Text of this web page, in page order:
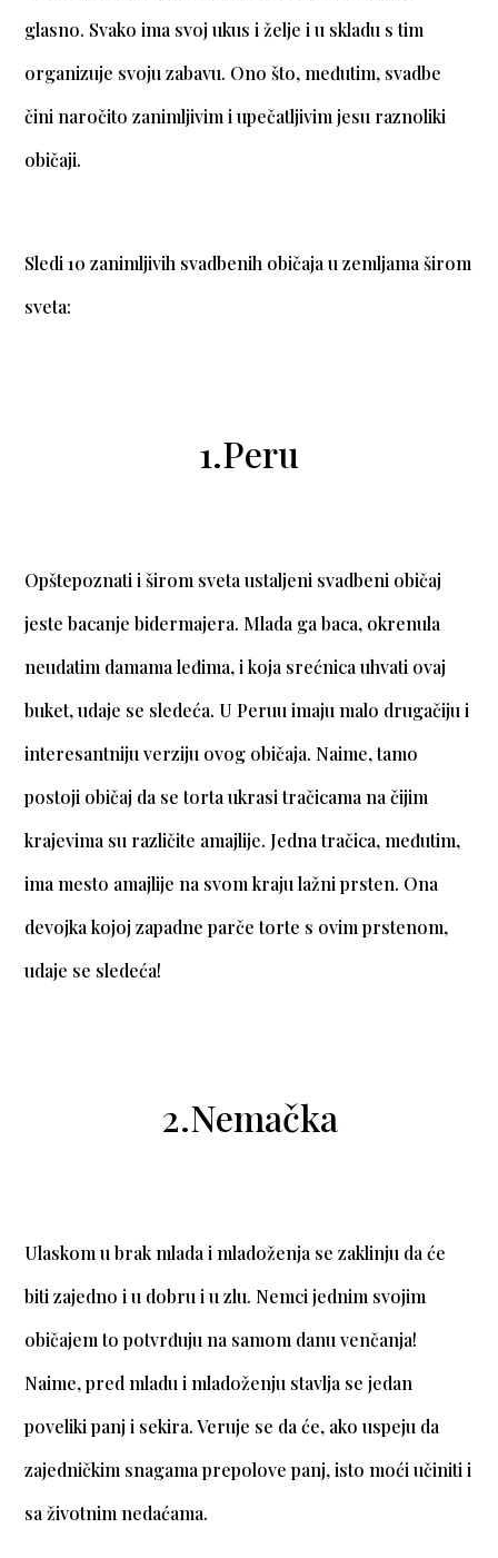
glasno. Svako ima svoj ukus i želje i u skladu s tim
organizuje svoju zabavu. Ono što, međutim, svadbe
čini naročito zanimljivim i upečatljivim jesu raznoliki
običaji.
Sledi 10 zanimljivih svadbenih običaja u zemljama širom
sveta:
1.Peru
Opštepoznati i širom sveta ustaljeni svadbeni običaj
jeste bacanje bidermajera. Mlada ga baca, okrenula
neudatim damama leđima, i koja srećnica uhvati ovaj
buket, udaje se sledeća. U Peruu imaju malo drugačiju i
interesantniju verziju ovog običaja. Naime, tamo
postoji običaj da se torta ukrasi tračicama na čijim
krajevima su različite amajlije. Jedna tračica, međutim,
ima mesto amajlije na svom kraju lažni prsten. Ona
devojka kojoj zapadne parče torte s ovim prstenom,
udaje se sledeća!
2.Nemačka
Ulaskom u brak mlada i mladoženja se zaklinju da će
biti zajedno i u dobru i u zlu. Nemci jednim svojim
običajem to potvrđuju na samom danu venčanja!
Naime, pred mladu i mladoženju stavlja se jedan
poveliki panj i sekira. Veruje se da će, ako uspeju da
zajedničkim snagama prepolove panj, isto moći učiniti i
sa životnim nedaćama.